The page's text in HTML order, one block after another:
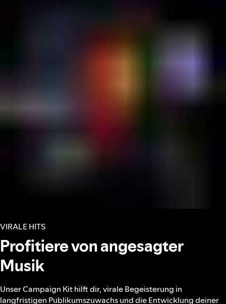
VIRALE HITS
Profitiere von angesagter
Musik
Unser Campaign Kit hilft dir, virale Begeisterung in
langfristigen Publikumszuwachs und die Entwicklung deiner